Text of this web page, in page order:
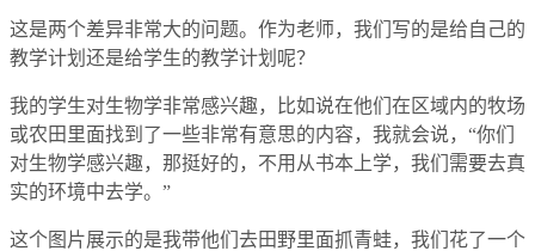
这是两个差异非常大的问题。作为老师，我们写的是给自己的
教学计划还是给学生的教学计划呢？
我的学生对生物学非常感兴趣，比如说在他们在区域内的牧场
或农田里面找到了一些非常有意思的内容，我就会说，“你们
对生物学感兴趣，那挺好的，不用从书本上学，我们需要去真
实的环境中去学。”
这个图片展示的是我带他们去田野里面抓青蛙，我们花了一个